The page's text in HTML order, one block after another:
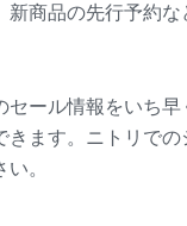
商品の先行予約
ール情報をいち
ます。ニトリで
。